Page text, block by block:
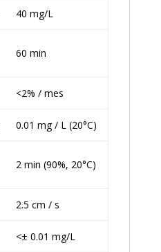
40 mg/L
60 min
<2% / mes
0.01 mg / L (20°C)
2 min (90%, 20°C)
2.5 cm / s
<± 0.01 mg/L